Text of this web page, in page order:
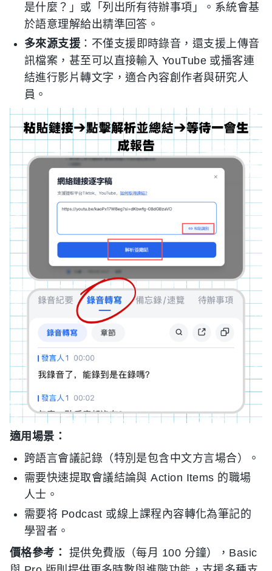
是什麼？」或「列出所有待辦事項」。系統會基
於語意理解給出精準回答。
多來源支援 ：不僅支援即時錄音，還支援上傳音
訊檔案，甚至可以直接輸入 YouTube 或播客連
結進行影片轉文字，適合內容創作者與研究人
員。
適用場景：
跨語言會議記錄（特別是包含中文方言場合）。
需要快速提取會議結論與 Action Items 的職場
人士。
需要将 Podcast 或線上課程內容轉化為筆記的
學習者。
價格參考：
提供免費版（每月 100 分鐘），Basic